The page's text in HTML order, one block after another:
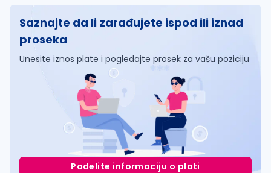
Saznajte da li zarađujete ispod ili iznad
proseka
Unesite iznos plate i pogledajte prosek za vašu poziciju
Podelite informaciju o plati